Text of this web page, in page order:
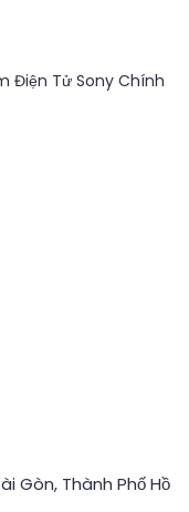
Điện Tử Sony Chính
Gòn, Thành Phố Hồ